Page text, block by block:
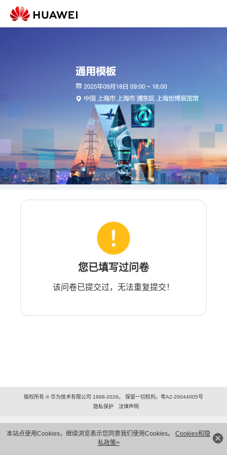
本站点使用Cookies，继续浏览表示您同意我们使用Cookies。 Cookies和隐
私政策>
您已填写过问卷
该问卷已提交过，无法重复提交！
版权所有 © 华为技术有限公司 1998-2026。 保留一切权利。粤A2-20044005号
隐私保护
法律声明